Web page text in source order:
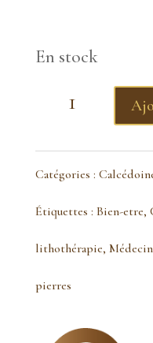
En stock
quantité
Calcédoine
bleue
qualité
A
Catégories :
Étiquettes : Bien-etre,
lithothérapie,
pierres